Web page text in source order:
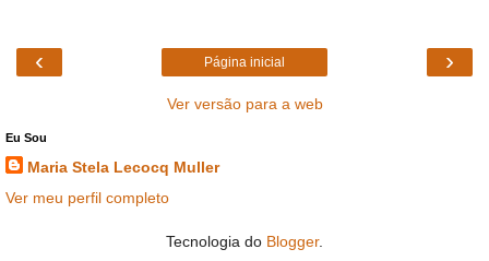
‹ ›
Página inicial
Ver versão para a web
Eu Sou
Maria Stela Lecocq Muller
Ver meu perfil completo
Tecnologia do Blogger.